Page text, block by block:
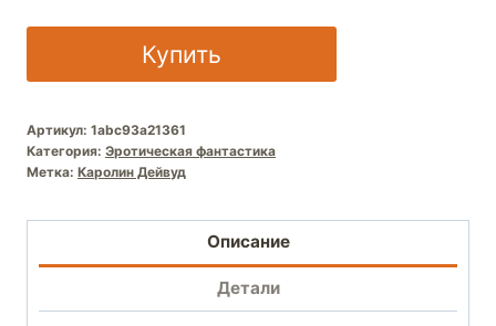
Купить
Артикул: 1abc93a21361
Категория: Эротическая фантастика
Метка: Каролин Дейвуд
Описание
Детали